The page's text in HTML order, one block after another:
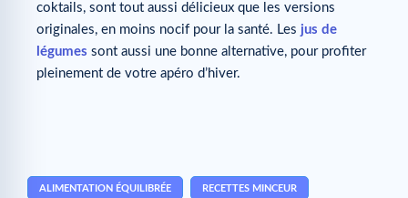
coktails, sont tout aussi délicieux que les versions
originales, en moins nocif pour la santé. Les jus de
légumes sont aussi une bonne alternative, pour profiter
pleinement de votre apéro d’hiver.
ALIMENTATION ÉQUILIBRÉE RECETTES MINCEUR